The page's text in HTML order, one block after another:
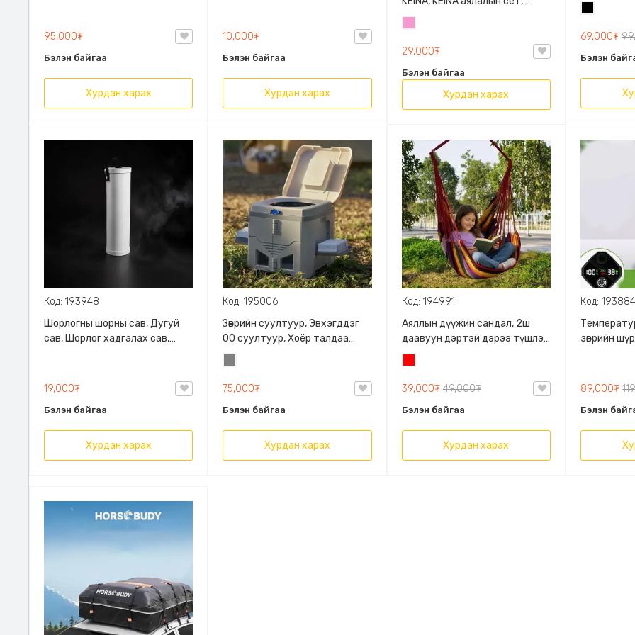
шүршүүрээ ашиглаж болно,
95,000₮
Бэлэн байгаа
Хурдан харах
авсаархан, элэгдэлд
10,000₮
Бэлэн байгаа
Хурдан харах
250мл, Эрүүл, 3ш аялалын сет
29,000₮
Бэлэн байгаа
Хурдан харах
хэмжээтэй
69,000₮
Бэлэн
Код: 193948
Шорлогны шорны сав, Дугуй
сав, Шорлог хадгалах сав,
19,000₮
Бэлэн байгаа
Хурдан харах
Код: 195006
Зөөврийн суултуур, Эвхэгддэг
00 суултуур, Хоёр талдаа
тавиуртай, 150 кг даацтай
75,000₮
Бэлэн байгаа
Хурдан харах
Код: 194991
Аяллын дүүжин сандал, 2ш
даавуун дэртэй дэрээ түшлэг
болгон ашиглах, бат бөх
материалтай дүүжин ор.
Өлгүүртэй дүүжин сандал
39,000₮ 49,000₮
Бэлэн байгаа
Хурдан харах
Код: 193884
зөөврийн
насостой,
зөөврийн
усгүй үед
төхөөрөмж
89,000₮
Бэлэн